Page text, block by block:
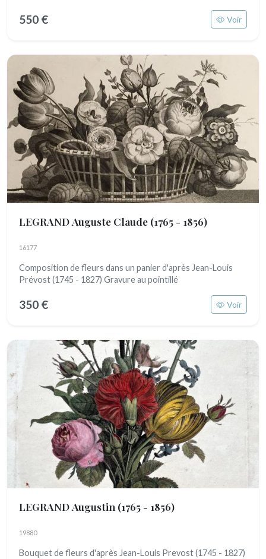
550 € Voir
LEGRAND Auguste Claude (1765 - 1856)
16177
Composition de fleurs dans un panier d'après Jean-Louis
Prévost (1745 - 1827) Gravure au pointillé
350 € Voir
LEGRAND Augustin (1765 - 1856)
19880
Bouquet de fleurs d'après Jean-Louis Prevost (1745 - 1827)